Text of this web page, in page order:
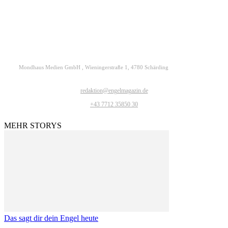
Mondhaus Medien GmbH , Wieningerstraße 1, 4780 Schärding
redaktion@engelmagazin.de
+43 7712 35850 30
MEHR STORYS
Das sagt dir dein Engel heute